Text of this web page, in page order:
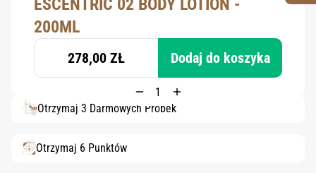
ESCENTRIC 02 BODY LOTION -
200ML
278,00 ZŁ Dodaj do koszyka
Otrzymaj 3 Darmowych Próbek
Otrzymaj 6 Punktów